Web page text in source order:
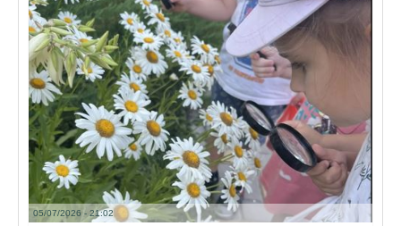
05/07/2026 - 21:02